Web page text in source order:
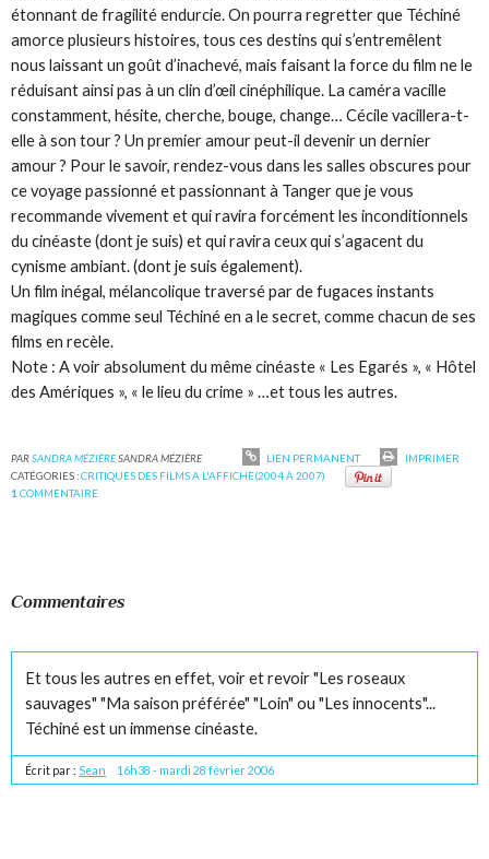
étonnant de fragilité endurcie. On pourra regretter que Téchiné
amorce plusieurs histoires, tous ces destins qui s’entremêlent
nous laissant un goût d’inachevé, mais faisant la force du film ne le
réduisant ainsi pas à un clin d’œil cinéphilique. La caméra vacille
constamment, hésite, cherche, bouge, change… Cécile vacillera-t-
elle à son tour ? Un premier amour peut-il devenir un dernier
amour ? Pour le savoir, rendez-vous dans les salles obscures pour
ce voyage passionné et passionnant à Tanger que je vous
recommande vivement et qui ravira forcément les inconditionnels
du cinéaste (dont je suis) et qui ravira ceux qui s’agacent du
cynisme ambiant. (dont je suis également).
Un film inégal, mélancolique traversé par de fugaces instants
magiques comme seul Téchiné en a le secret, comme chacun de ses
films en recèle.
Note : A voir absolument du même cinéaste « Les Egarés », « Hôtel
des Amériques », « le lieu du crime » …et tous les autres.
PARSANDRA MÉZIÈRESANDRA MÉZIÈRE LIEN PERMANENT
IMPRIMER
CATÉGORIES :CRITIQUES DES FILMS A L'AFFICHE(2004 À 2007)
1COMMENTAIRE
Commentaires
Et tous les autres en effet, voir et revoir "Les roseaux
sauvages" "Ma saison préférée" "Loin" ou "Les innocents"...
Téchiné est un immense cinéaste.
Écrit par : Sean 16h38 - mardi 28 février 2006